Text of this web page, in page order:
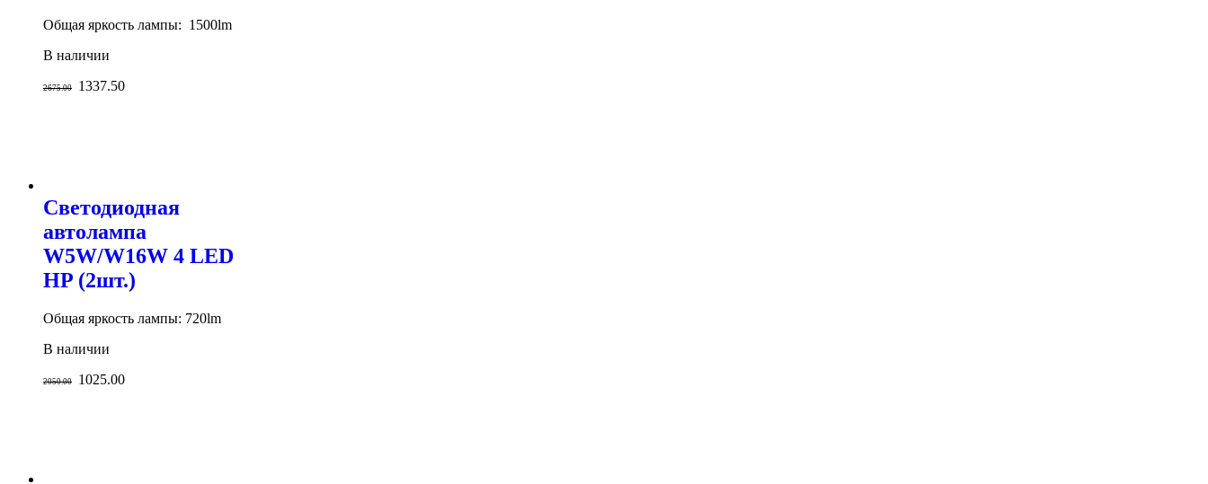
Общая яркость лампы: 1500lm
В наличии
2675.00 1337.50
Светодиодная
автолампа
W5W/W16W 4 LED
HP (2шт.)
Общая яркость лампы: 720lm
В наличии
2050.00 1025.00